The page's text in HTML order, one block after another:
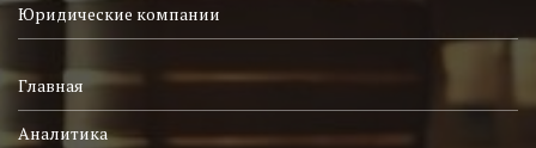
Юридические компании
Главная
Аналитика